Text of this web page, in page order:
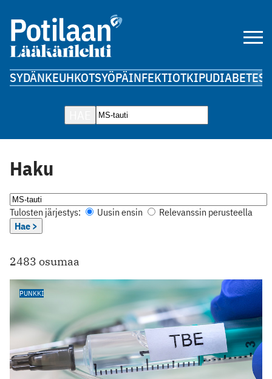
SYDÄNKEUHKOTSYÖPÄINFEKTIOTKIPUDIABETES
Haku
Tulosten järjestys: Uusin ensin
Relevanssin perusteella
Hae >
2483 osumaa
PUNKKI